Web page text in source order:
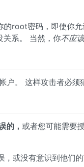
root密码，即使你
关系。 当然，你不应该
户。 这样攻击者必须
的， 或者您可能需要
或没有意识到他们的